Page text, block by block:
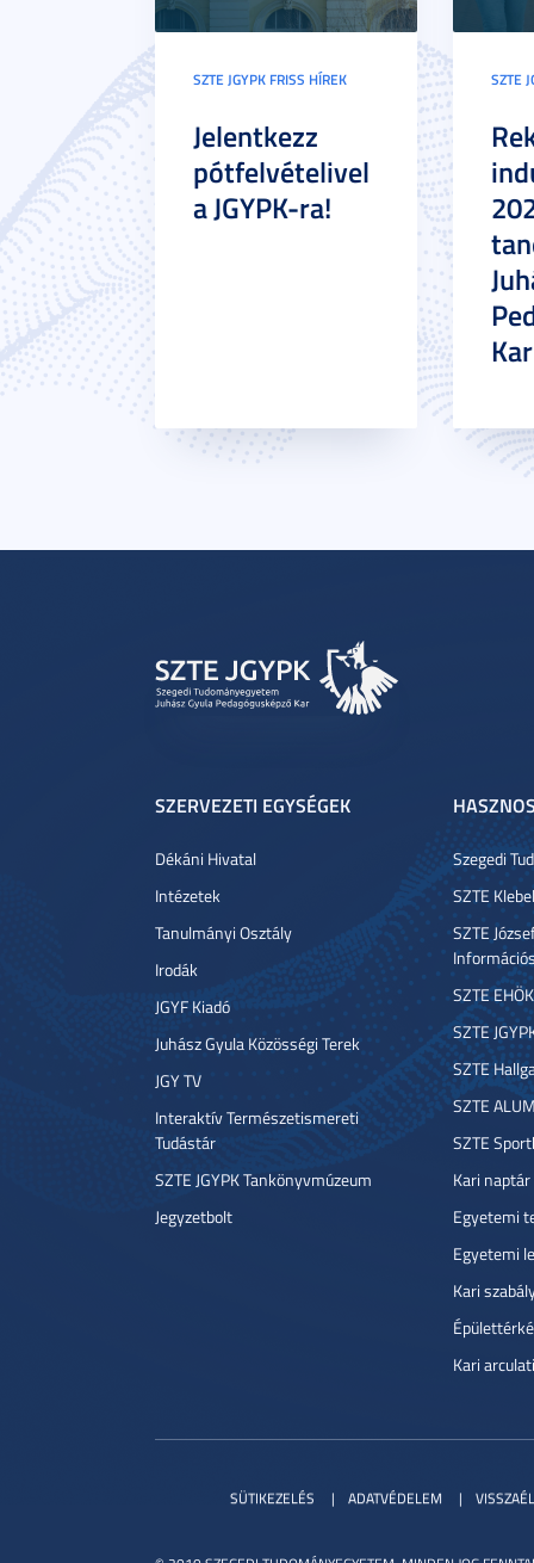
SZTE JGYPK FRISS HÍREK
Jelentkezz
pótfelvételivel
a JGYPK-ra!
SZTE
SZERVEZETI EGYSÉGEK
Dékáni Hivatal
Intézetek
Tanulmányi Osztály
Irodák
JGYF Kiadó
Juhász Gyula Közösségi Terek
JGY TV
Interaktív Természetismereti
Tudástár
SZTE JGYPK Tankönyvmúzeum
Jegyzetbolt
Szegedi
SZTE
SZTE
SZTE EHÖK
SZTE
SZTE
SZTE
SZTE
Kari naptár
Egyetemi
Egyetemi
Kari
Kari
SÜTIKEZELÉS ADATVÉDELEM